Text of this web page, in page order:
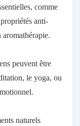
comme
anti-
peuvent être
le yoga, ou
naturels